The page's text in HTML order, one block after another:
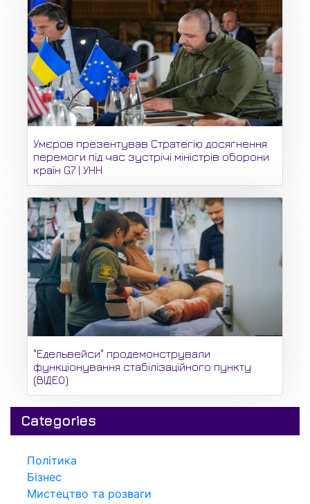
Умєров презентував Стратегію досягнення
перемоги під час зустрічі міністрів оборони
країн G7 | УНН
"Едельвейси" продемонстрували
функціонування стабілізаційного пункту
(ВІДЕО)
Categories
Політика
Бізнес
Мистецтво та розваги